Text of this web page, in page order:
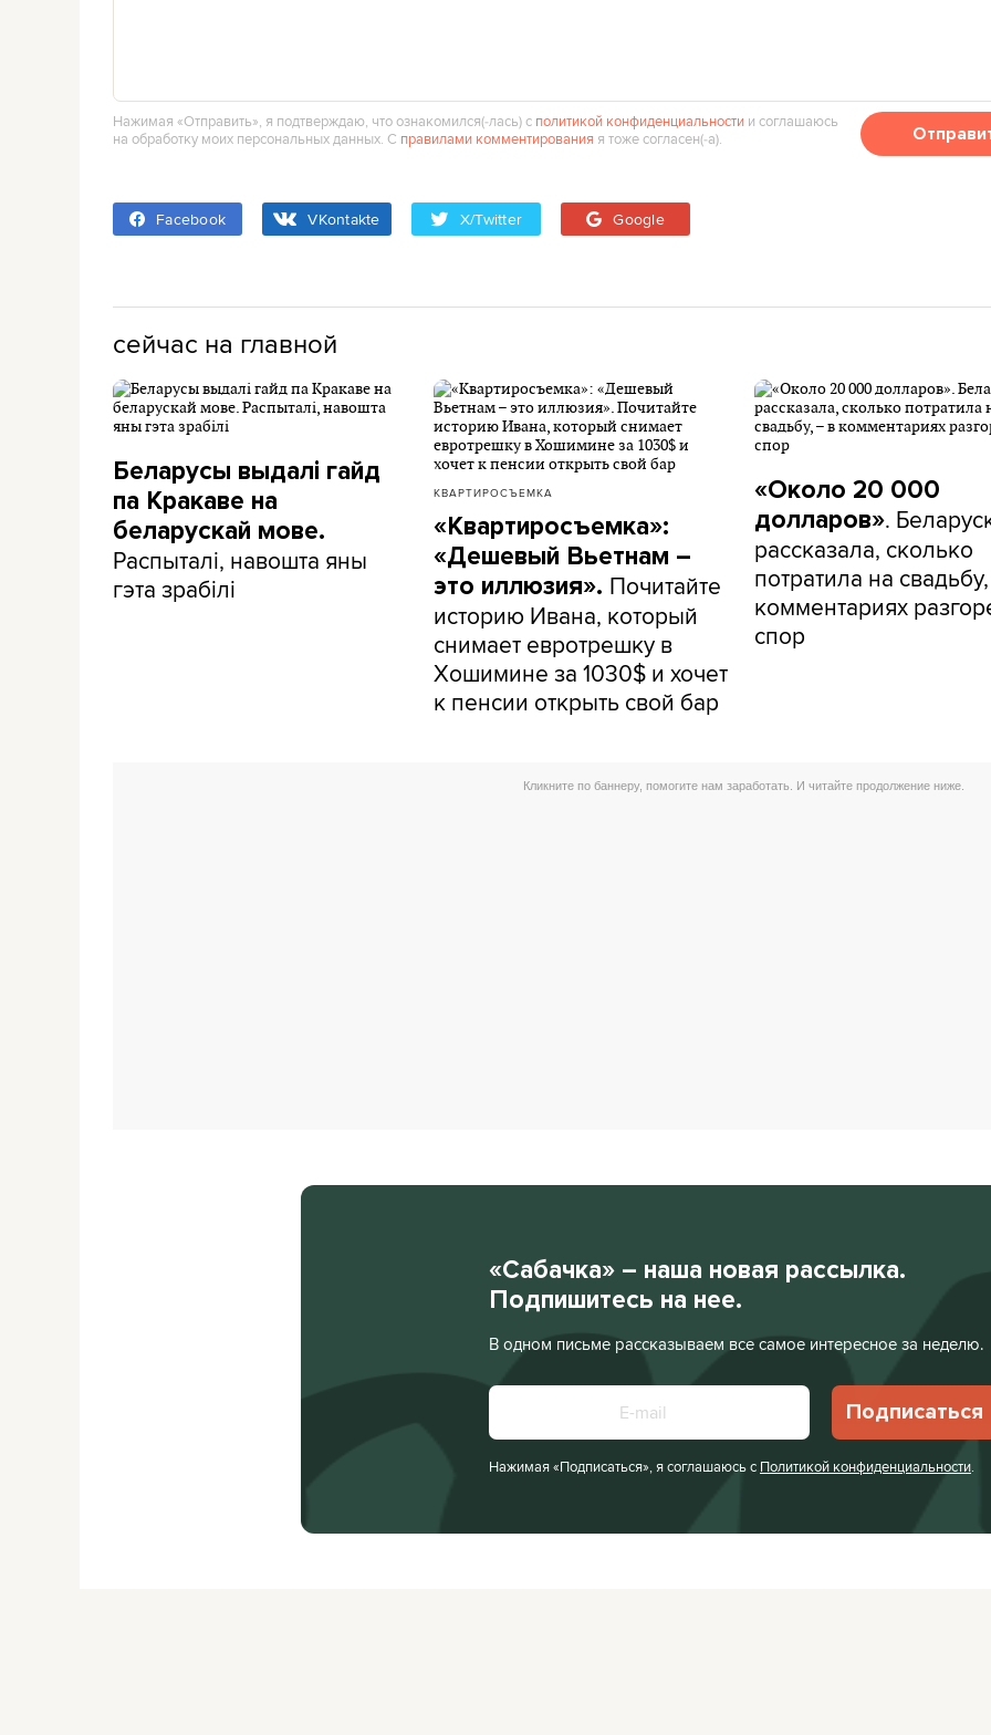
Нажимая «Отправить», я подтверждаю, что ознакомился(‑лась) с политикой конфиденциальности и соглашаюсь
на обработку моих персональных данных. С правилами комментирования я тоже согласен(‑а).
Facebook VKontakte X/Twitter Google
сейчас на главной
Беларусы выдалі гайд
па Кракаве на
беларускай мове.
Распыталі, навошта яны
гэта зрабілі
КВАРТИРОСЪЕМКА
«Квартиросъемка»:
«Дешевый Вьетнам –
это иллюзия». Почитайте
историю Ивана, который
снимает евротрешку в
Хошимине за 1030$ и хочет
к пенсии открыть свой бар
«Около 20 000
долларов».
рассказала, сколько
потратила на
комментариях
спор
«Сабачка» – наша новая рассылка.
Подпишитесь на нее.
В одном письме рассказываем все самое интересное за неделю.
Подписаться
Нажимая «Подписаться», я соглашаюсь с Политикой конфиденциальности.